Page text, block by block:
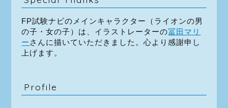
FP試験ナビのメインキャラクター（ライオンの男
の子・女の子）は、イラストレーターの冨田マリ
ー さんに描いていただきました。心より感謝申し
上げます。
Profile